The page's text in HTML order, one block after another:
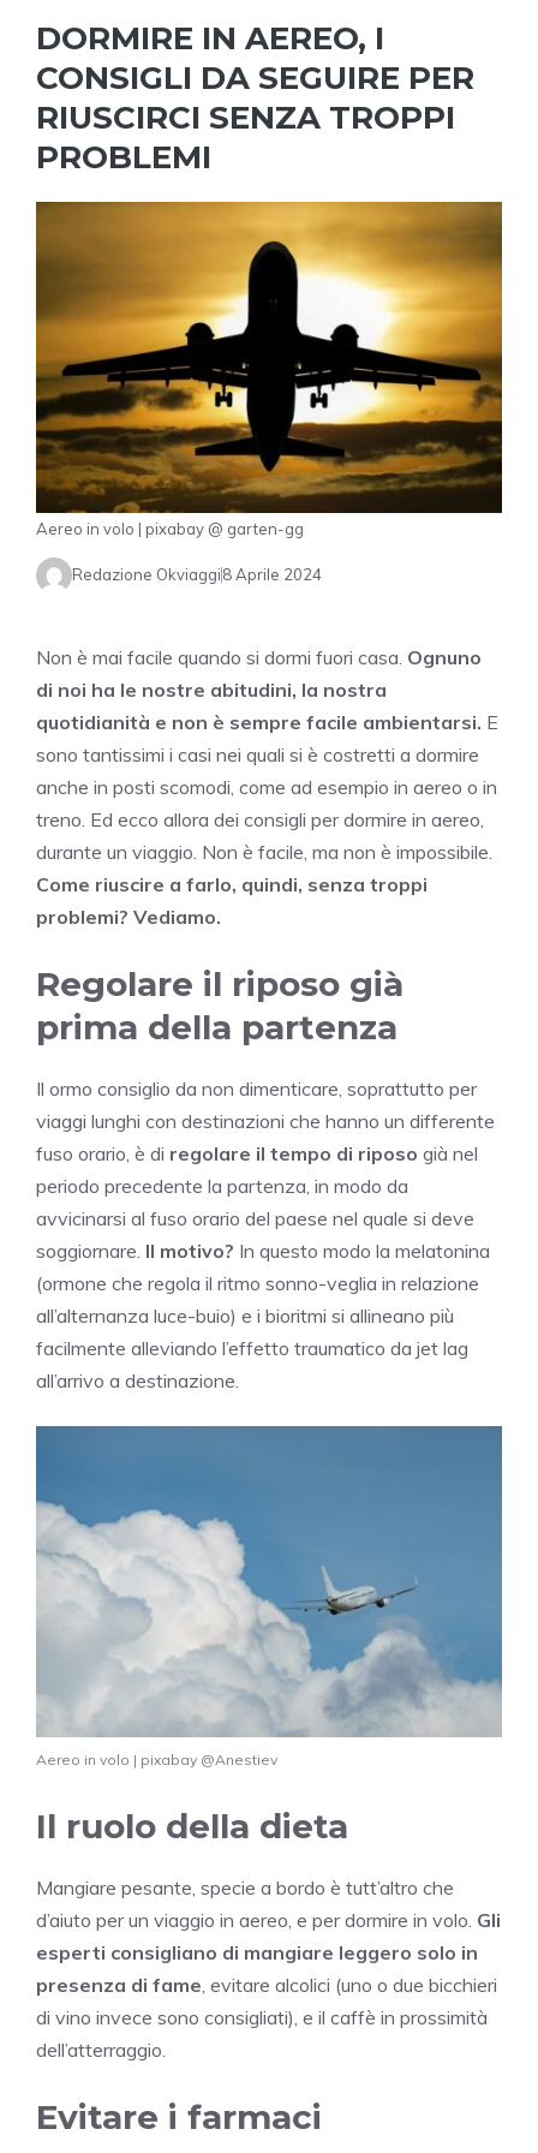
DORMIRE IN AEREO, I
CONSIGLI DA SEGUIRE PER
RIUSCIRCI SENZA TROPPI
PROBLEMI
Aereo in volo | pixabay @ garten-gg
Redazione Okviaggi8 Aprile 2024
Non è mai facile quando si dormi fuori casa. Ognuno
di noi ha le nostre abitudini, la nostra
quotidianità e non è sempre facile ambientarsi. E
sono tantissimi i casi nei quali si è costretti a dormire
anche in posti scomodi, come ad esempio in aereo o in
treno. Ed ecco allora dei consigli per dormire in aereo,
durante un viaggio. Non è facile, ma non è impossibile.
Come riuscire a farlo, quindi, senza troppi
problemi? Vediamo.
Regolare il riposo già
prima della partenza
Il ormo consiglio da non dimenticare, soprattutto per
viaggi lunghi con destinazioni che hanno un differente
fuso orario, è di regolare il tempo di riposo già nel
periodo precedente la partenza, in modo da
avvicinarsi al fuso orario del paese nel quale si deve
soggiornare. Il motivo? In questo modo la melatonina
(ormone che regola il ritmo sonno-veglia in relazione
all’alternanza luce-buio) e i bioritmi si allineano più
facilmente alleviando l’effetto traumatico da jet lag
all’arrivo a destinazione.
Aereo in volo | pixabay @Anestiev
Il ruolo della dieta
Mangiare pesante, specie a bordo è tutt’altro che
d’aiuto per un viaggio in aereo, e per dormire in volo. Gli
esperti consigliano di mangiare leggero solo in
presenza di fame , evitare alcolici (uno o due bicchieri
di vino invece sono consigliati), e il caffè in prossimità
dell’atterraggio.
Evitare i farmaci